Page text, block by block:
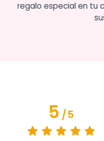
regalo especial en tu
5/5